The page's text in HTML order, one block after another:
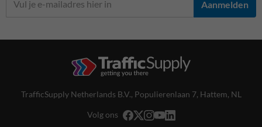
Aanmelden
TrafficSupply Netherlands B.V., Populierenlaan 7, Hattem, NL
Volg ons